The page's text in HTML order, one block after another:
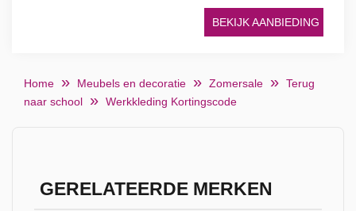
BEKIJK AANBIEDING
Home Meubels en decoratie Zomersale
Terug
naar school
Werkkleding Kortingscode
GERELATEERDE MERKEN